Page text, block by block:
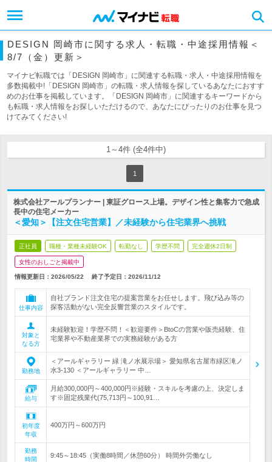
DESIGN 岡崎市に関する求人・転職・中途採用情報＜
8/7（金）更新＞
マイナビ転職では「DESIGN 岡崎市」に関連する転職・求人・中途採用情報を
多数掲載中!「DESIGN 岡崎市」の転職・求人情報を探しているあなたにおすす
めのお仕事を掲載しています。「DESIGN 岡崎市」に関連するキーワードから
も転職・求人情報をお探しいただけるので、あなたにぴったりのお仕事を見つ
けてみてください!
1～4件 (全4件中)
1
株式会社アールプランナー | 東証グロース上場。デザイン性と集客力で急成
長中の住宅メーカー
＜愛知＞【注文住宅営業】／未経験から住宅業界へ挑戦
正社員 職種・業種未経験OK 転勤なし 学歴不問 完全週休2日制
女性のおしごと掲載中
情報更新日：2026/05/22 終了予定日： 2026/11/12
仕事内容
自社ブランド注文住宅の提案営業をお任せします。飛び込み等の
探客活動がない完全反響営業のスタイルです。
対象と
なる方
未経験歓迎！学歴不問！＜歓迎要件＞BtoCの営業や販売経験、住
宅業界や不動産業界での実務経験がある方
勤務地
＜アールギャラリー 緑 滝ノ水展示場＞ 愛知県名古屋市緑区滝ノ
水3-130 ＜アールギャラリー 中…
給与
月給300,000円～400,000円※経験・スキルを考慮の上、決定しま
す※固定残業代(75,713円～100,91…
初年度
年収
400万円～600万円
勤務
時間
9:45～18:45（実働8時間／休憩60分） 時間外労働なし